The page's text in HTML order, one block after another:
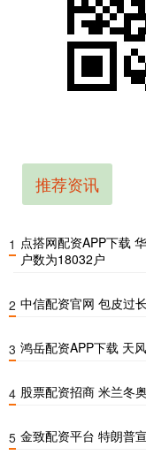
推荐资讯
1 点搭网配资APP下载
户数为18032户
2 中信配资官网 包皮过
3 鸿岳配资APP下载 天
4 股票配资招商 米兰冬
5 金致配资平台 特朗普